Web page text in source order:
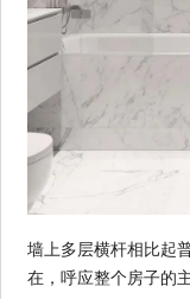
墙上多层横杆相比起
在，呼应整个房子的